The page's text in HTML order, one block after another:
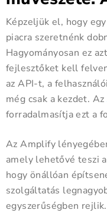
Képzeljük el, hogy
piacra szeretnénk
Hagyományosan ez
fejlesztőket kell
az API-t, a
még csak a kezdet. Az
forradalmasítja ezt a
Az Amplify
amely lehetővé teszi
hogy önállóan
szolgáltatás
egyszerűségben